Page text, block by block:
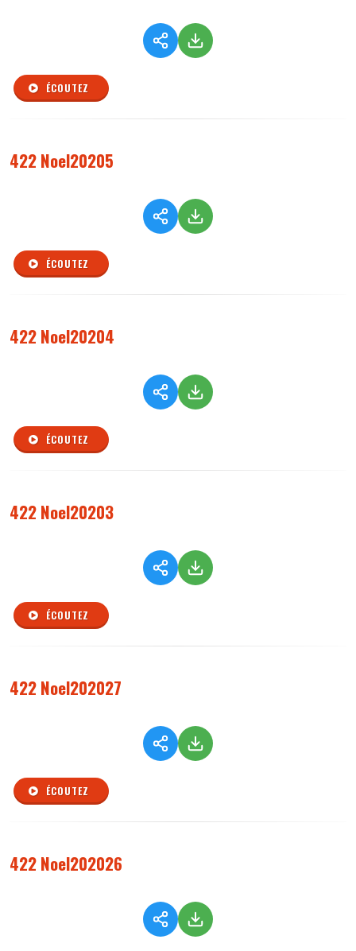
ÉCOUTEZ
422 Noel20205
ÉCOUTEZ
422 Noel20204
ÉCOUTEZ
422 Noel20203
ÉCOUTEZ
422 Noel202027
ÉCOUTEZ
422 Noel202026